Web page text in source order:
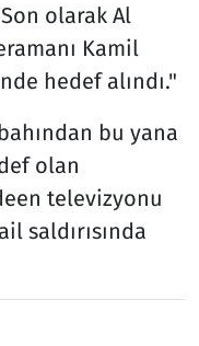
olarak Al
Kamil
hedef alındı."
bu yana
olan
televizyonu
saldırısında